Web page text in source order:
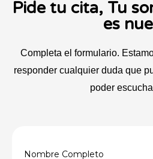
Pide tu cita, Tu
es
Completa el formulario.
responder cualquier duda que
poder
Nombre Completo